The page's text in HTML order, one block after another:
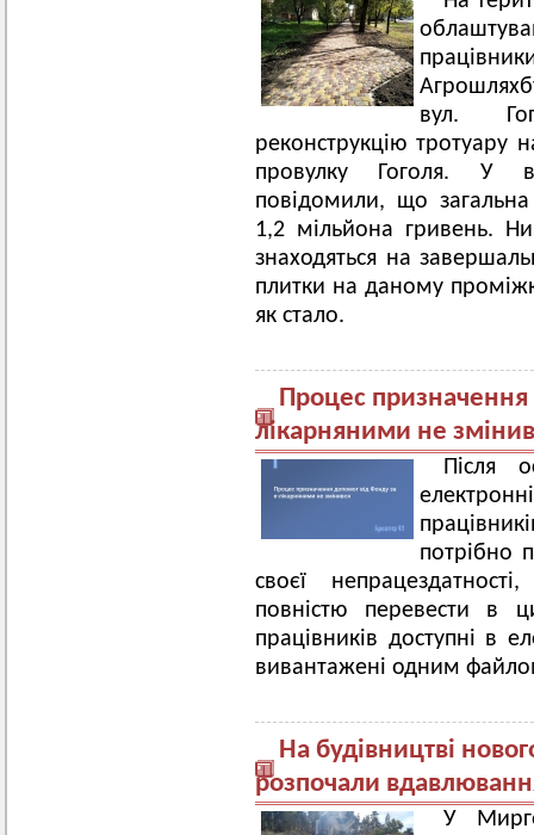
вул.
реконструкцію тротуару
провулку Гоголя. У
повідомили, що
1,2 мільйона гривень.
знаходяться на
плитки на даному
як стало.
Процес
лікарняними не
Після
потрібно
своєї
повністю перевести в
працівників доступні в
вивантажені одним
На будівництві
розпочали
У